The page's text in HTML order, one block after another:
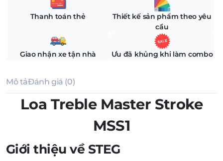
Thanh toán thẻ
Thiết kế sản phẩm theo yêu
cầu
Giao nhận xe tận nhà Ưu đã khủng khi làm combo
Mô tảĐánh giá (0)
Loa Treble Master Stroke
MSS1
Giới thiệu về STEG